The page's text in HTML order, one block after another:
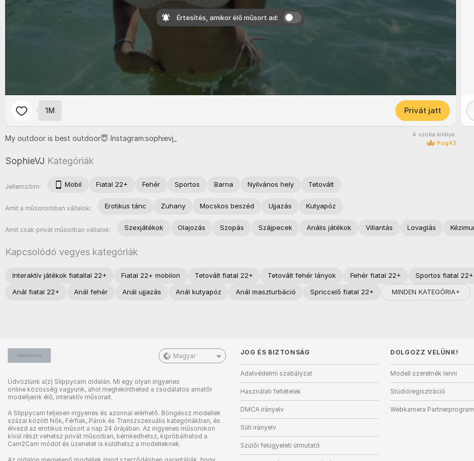
Értesítés, amikor élő műsort ad:
1M Privát jatt
My outdoor is best outdoor😇 Instagram:sophievj_
A szoba királya:
Pog43
SophieVJ Kategóriák
Jellemzőim: Mobil Fiatal 22+ Fehér Sportos Barna Nyilvános hely Tetovált
Amit a műsoromban vállalok: Erotikus tánc Zuhany Mocskos beszéd Ujjazás Kutyapóz
Amit csak privát műsorban vállalok: Szexjátékok Olajozás Szopás Szájpecek Anális játékok Villantás Lovaglás
Kapcsolódó vegyes kategóriák
Interaktív játékok fiatallal 22+ Fiatal 22+ mobilon Tetovált fiatal 22+ Tetovált fehér lányok Fehér fiatal 22+ Sportos fiatal 22+
Anál fiatal 22+
Anál fehér Anál ujjazás Anál kutyapóz Anál maszturbáció Spriccelő fiatal 22+ MINDEN KATEGÓRIA+
Magyar
Üdvözlünk a(z) Slippycam oldalán. Mi egy olyan ingyenes
online közösség vagyunk, ahol megtekintheted a csodálatos amatőr
modelljeink élő, interaktív műsorait.
A Slippycam teljesen ingyenes és azonnal elérhető. Böngéssz modellek
százai között Nők, Férfiak, Párok és Transzszexuális kategóriákban, és
élvezd az erotikus műsort a nap 24 órájában. Az ingyenes műsorokon
kívül részt vehetsz privát műsorban, kémkedhetsz, kipróbálhatod a
Cam2Cam módot és üzenetet is küldhetsz a modelleknek.
JOG ÉS BIZTONSÁG
Adatvédelmi szabályzat
Használati feltételek
DMCA irányelv
Süti irányelv
Szülői felügyeleti útmutató
DOLGOZZ VELÜNK!
Modell szeretnék lenni
Stúdióregisztráció
Webkamera Partnerprogram